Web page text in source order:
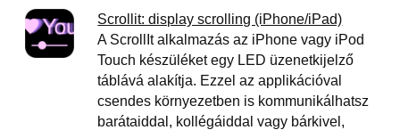
Scrollit: display scrolling (iPhone/iPad)
A ScrollIt alkalmazás az iPhone vagy iPod
Touch készüléket egy LED üzenetkijelző
táblává alakítja. Ezzel az applikációval
csendes környezetben is kommunikálhatsz
barátaiddal, kollégáiddal vagy bárkivel,